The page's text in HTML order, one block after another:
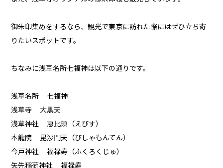
御朱印集めをするなら、観光で東京に訪れた際にはぜひ立ち寄
りたいスポットです。
ちなみに浅草名所七福神は以下の通りです。
浅草名所 七福神
浅草寺 大黒天
浅草神社 恵比須（えびす）
本龍院 毘沙門天（びしゃもんてん）
今戸神社 福禄寿（ふくろくじゅ）
矢先稲荷神社 福禄寿